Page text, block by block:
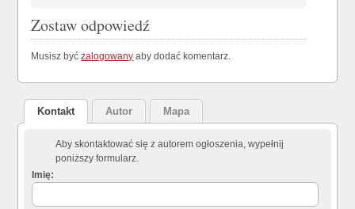
Zostaw odpowiedź
Musisz byćzalogowany aby dodać komentarz.
Kontakt Autor Mapa
Aby skontaktować się z autorem ogłoszenia, wypełnij
poniższy formularz.
Imię: